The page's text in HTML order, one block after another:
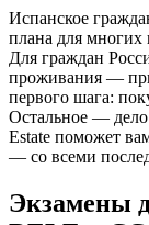
Испанское
плана для
Для граждан
проживания —
первого шага:
Остальное —
Estate поможет
— со всеми
Экзамены